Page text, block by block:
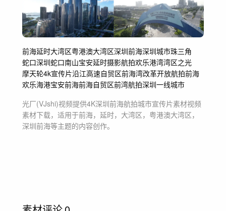
前海延时大湾区粤港澳大湾区深圳前海深圳城市珠三角
蛇口深圳蛇口南山宝安延时摄影航拍欢乐港湾湾区之光
摩天轮4k宣传片沿江高速自贸区前海湾改革开放航拍前海
欢乐海港宝安前海前海自贸区前湾航拍深圳一线城市
光厂(VJshi)视频提供4K深圳前海航拍城市宣传片素材视频
素材下载，适用于前海，延时，大湾区，粤港澳大湾区，
深圳前海等主题的内容创作。